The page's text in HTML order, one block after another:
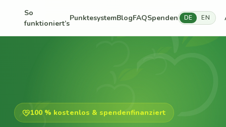
So
funktioniert’s
PunktesystemBlogFAQSpenden DE EN
100 % kostenlos & spendenfinanziert